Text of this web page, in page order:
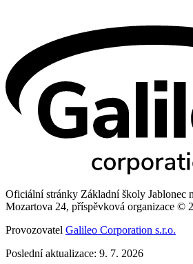
Oficiální stránky Základní školy Jablonec
Mozartova 24, příspěvková organizace ©
Provozovatel Galileo Corporation s.r.o.
Poslední aktualizace: 9. 7. 2026